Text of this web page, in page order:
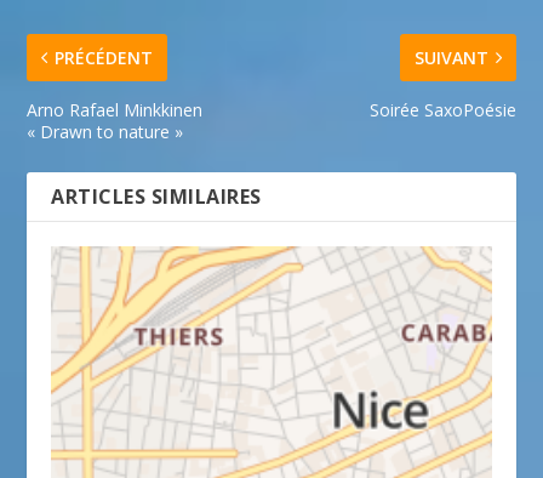
PRÉCÉDENT
Arno Rafael Minkkinen
« Drawn to nature »
SUIVANT
Soirée SaxoPoésie
ARTICLES SIMILAIRES